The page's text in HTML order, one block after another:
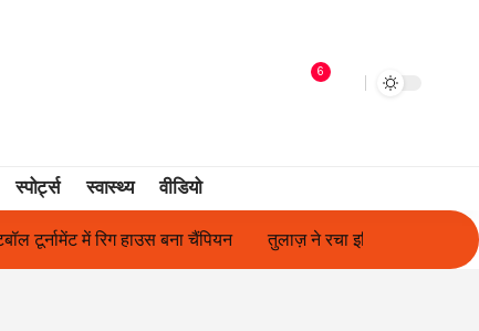
6
स्पोर्ट्स स्वास्थ्य वीडियो
तुलाज़ ने रचा इतिहास, संस्थान से बना विश्वविद्यालय फिल्म अभिनेत्री